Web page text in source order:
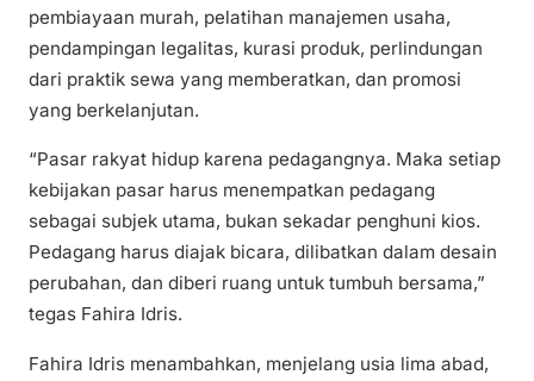
pembiayaan murah, pelatihan manajemen usaha,
pendampingan legalitas, kurasi produk, perlindungan
dari praktik sewa yang memberatkan, dan promosi
yang berkelanjutan.
“Pasar rakyat hidup karena pedagangnya. Maka setiap
kebijakan pasar harus menempatkan pedagang
sebagai subjek utama, bukan sekadar penghuni kios.
Pedagang harus diajak bicara, dilibatkan dalam desain
perubahan, dan diberi ruang untuk tumbuh bersama,”
tegas Fahira Idris.
Fahira Idris menambahkan, menjelang usia lima abad,